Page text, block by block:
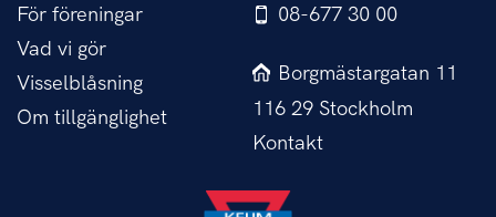
För föreningar
Vad vi gör
Visselblåsning
Om tillgänglighet
08-677 30 00
Borgmästargatan 11
116 29 Stockholm
Kontakt